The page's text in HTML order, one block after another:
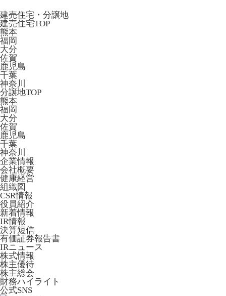
建売住宅・分譲地
建売住宅TOP
熊本
福岡
大分
佐賀
鹿児島
千葉
神奈川
分譲地TOP
熊本
福岡
大分
佐賀
鹿児島
千葉
神奈川
企業情報
会社概要
健康経営
組織図
CSR情報
役員紹介
新着情報
IR情報
決算短信
有価証券報告書
IRニュース
株式情報
株主優待
株主総会
財務ハイライト
公式SNS